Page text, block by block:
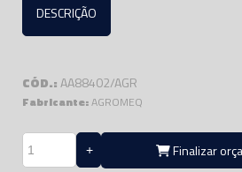
DESCRIÇÃO
CÓD.:AA88402/AGR
Fabricante:AGROMEQ
Finalizar